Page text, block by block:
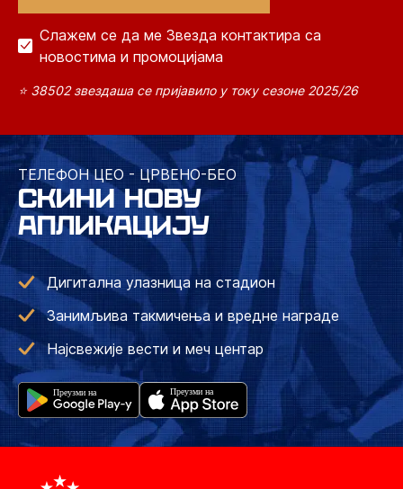
Слажем се да ме Звезда контактира са
новостима и промоцијама
⭐ 38502 звездаша се пријавило у току сезоне 2025/26
ТЕЛЕФОН ЦЕО - ЦРВЕНО-БЕО
СКИНИ НОВУ
АПЛИКАЦИЈУ
Дигитална улазница на стадион
Занимљива такмичења и вредне награде
Најсвежије вести и меч центар